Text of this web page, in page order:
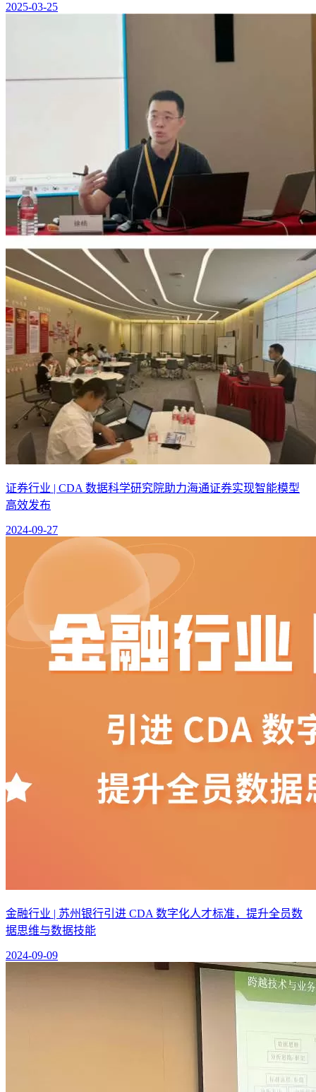
2025-03-25
证券行业 | CDA 数据科学研究院助力海通证券实现智能模型
高效发布
2024-09-27
金融行业 | 苏州银行引进 CDA 数字化人才标准，提升全员数
据思维与数据技能
2024-09-09